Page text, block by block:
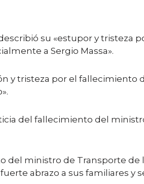
su «estupor y tristeza
a Sergio Massa».
y tristeza por el fallecimiento
del fallecimiento del
del ministro de Transporte de
abrazo a sus familiares y